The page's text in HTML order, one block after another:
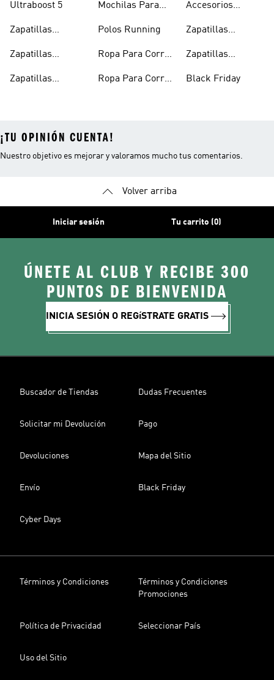
Ultraboost 5
Zapatillas
Zapatillas
Zapatillas
Mochilas Para
Polos Running
Ropa Para Correr
Ropa Para Correr
Accesorios
Zapatillas
Oferta
Zapatillas
Black Friday
¡TU OPINIÓN CUENTA!
Nuestro objetivo es mejorar y valoramos mucho tus comentarios.
Volver arriba
Iniciar sesión Tu carrito (0)
ÚNETE AL CLUB Y RECIBE 300
PUNTOS DE BIENVENIDA
INICIA SESIÓN O REGíSTRATE GRATIS
Buscador de Tiendas Dudas Frecuentes
Solicitar mi Devolución Pago
Devoluciones Mapa del Sitio
Envío Black Friday
Cyber Days
Términos y Condiciones
Términos y Condiciones
Promociones
Política de Privacidad Seleccionar País
Uso del Sitio